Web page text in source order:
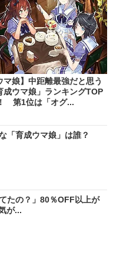
マ娘】中距離最強だと思う
成ウマ娘」ランキングTOP
第1位は「オグ...
「育成ウマ娘」は誰？
たの？」80％OFF以上が
が...